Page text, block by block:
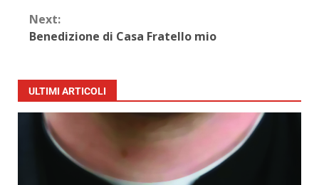
Next:
Benedizione di Casa Fratello mio
ULTIMI ARTICOLI